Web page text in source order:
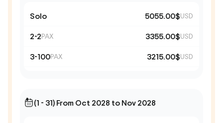
Solo 5055.00$USD
2-2PAX 3355.00$USD
3-100PAX 3215.00$USD
(1 - 31) From Oct 2028 to Nov 2028